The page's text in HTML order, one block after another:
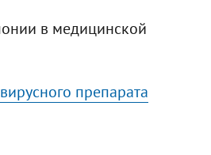
в медицинской
препарата